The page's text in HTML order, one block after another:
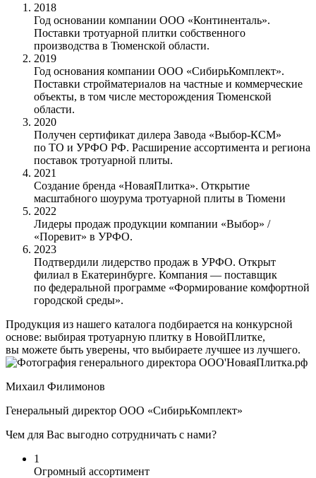
2018
Год основании компании ООО «Континенталь».
Поставки тротуарной плитки собственного
производства в Тюменской области.
2019
Год основания компании ООО «СибирьКомплект».
Поставки стройматериалов на частные и коммерческие
объекты, в том числе месторождения Тюменской
области.
2020
Получен сертификат дилера Завода «Выбор-КСМ»
по ТО и УРФО РФ. Расширение ассортимента и региона
поставок тротуарной плиты.
2021
Создание бренда «НоваяПлитка». Открытие
масштабного шоурума тротуарной плиты в Тюмени
2022
Лидеры продаж продукции компании «Выбор» /
«Поревит» в УРФО.
2023
Подтвердили лидерство продаж в УРФО. Открыт
филиал в Екатеринбурге. Компания — поставщик
по федеральной программе «Формирование комфортной
городской среды».
Продукция из нашего каталога подбирается на конкурсной
основе: выбирая тротуарную плитку в НовойПлитке,
вы можете быть уверены, что выбираете лучшее из лучшего.
Михаил Филимонов
Генеральный директор ООО «СибирьКомплект»
Чем для Вас выгодно сотрудничать с нами?
1
Огромный ассортимент